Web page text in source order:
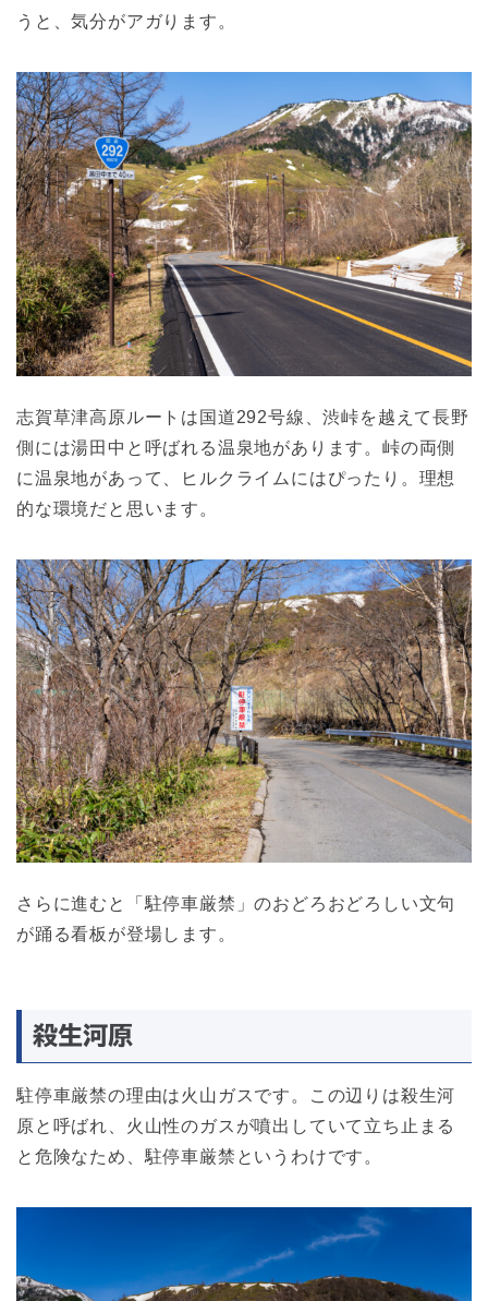
うと、気分がアガります。
志賀草津高原ルートは国道292号線、渋峠を越えて長野
側には湯田中と呼ばれる温泉地があります。峠の両側
に温泉地があって、ヒルクライムにはぴったり。理想
的な環境だと思います。
さらに進むと「駐停車厳禁」のおどろおどろしい文句
が踊る看板が登場します。
殺生河原
駐停車厳禁の理由は火山ガスです。この辺りは殺生河
原と呼ばれ、火山性のガスが噴出していて立ち止まる
と危険なため、駐停車厳禁というわけです。